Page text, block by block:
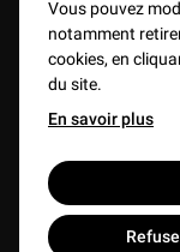
Vous pouvez
notamment
cookies, en
du site.
En savoir plus